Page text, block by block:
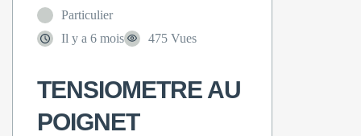
Particulier
Il y a 6 mois
475 Vues
TENSIOMETRE AU
POIGNET